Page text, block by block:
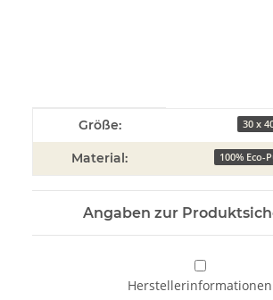
Produkteigenschaft
Größe: 30 x
Material: 100% Eco-
Angaben zur
Herstellerinformationen